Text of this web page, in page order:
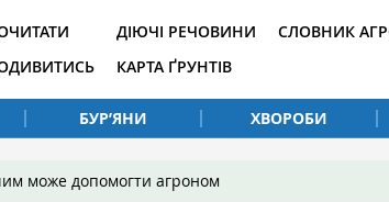
ДІЮЧІ РЕЧОВИНИ
КАРТА ҐРУНТІВ
СЛОВНИК
БУР’ЯНИ ХВОРОБИ
може допомогти агроном